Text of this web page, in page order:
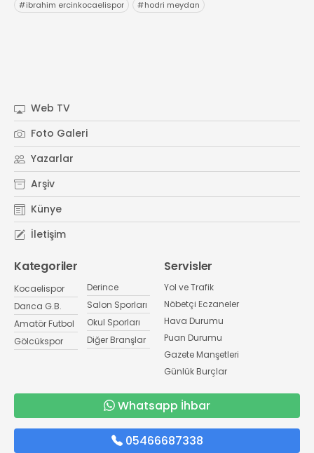
#ibrahim ercinkocaelispor #hodri meydan
Web TV
Foto Galeri
Yazarlar
Arşiv
Künye
İletişim
Kategoriler
Kocaelispor
Darıca G.B.
Amatör Futbol
Gölcükspor
Derince
Salon Sporları
Okul Sporları
Diğer Branşlar
Servisler
Yol ve Trafik
Nöbetçi Eczaneler
Hava Durumu
Puan Durumu
Gazete Manşetleri
Günlük Burçlar
Whatsapp İhbar
05466687338